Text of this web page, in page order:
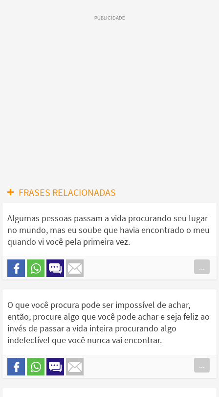
FRASES RELACIONADAS
Algumas pessoas passam a vida procurando seu lugar
no mundo, mas eu soube que havia encontrado o meu
quando vi você pela primeira vez.
...
O que você procura pode ser impossível de achar,
então, procure algo que você pode achar e seja feliz ao
invés de passar a vida inteira procurando algo
indefectível que você nunca vai encontrar.
...